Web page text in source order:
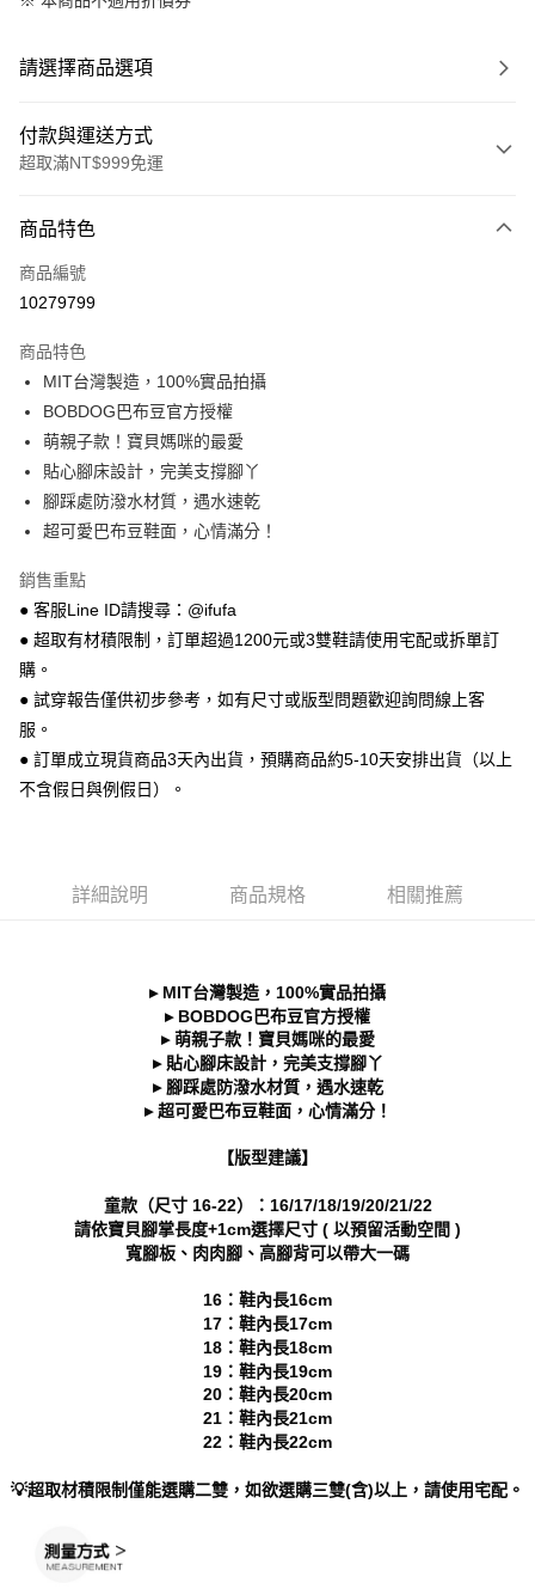
請選擇商品選項
付款與運送方式
超取滿NT$999免運
信用卡一次付款
超商取貨付款
Apple Pay
街口支付
悠遊付
Google Pay
【關於「AFTEE先享後付」】
AFTEE先享後付是「在收到商品之後才付款」的支付方式。 讓您購物簡單
便利好安心！
２．便利：只要手機號碼，簡訊認證，即可結帳。
３．安心：先確認商品／服務後，再付款。
３．收到繳費通知簡訊後14天內，點擊此簡訊中的連結，可透過四大超商／
※ 交易是否成功請以「AFTEE先享後付 」之結帳頁面顯示為準，若有關於
是否繳費成功／繳費後需取消欲退款等相關疑問，請聯繫「AFTEE先享後付
https://netprotections.freshdesk.com/support/home
１．透過由恩沛科技股份有限公司提供之「AFTEE先享後付」服務完成之交
權轉讓予恩沛科技股份有限公司。
２．關於個人資料處理事宜，請瀏覽以下網址：
３．未成年的使用者請事先徵得法定代理人或監護人之同意方可使用
「AFTEE先享後付」，若未經同意申辦者引起之損失，本公司不負相關責
時審查核予不同之上限額度；若仍有額度不足之情形，本公司將視審查結果
５．嚴禁一人註冊多個帳號或使用他人資訊註冊。若發現惡意使用之情形，
恩沛科技股份有限公司將有權停止該用戶之使用額度並採取法律行動。
ATM付款
運送方式
全家 取貨付款
每筆NT$70，滿NT$999(含以上)免運費
每筆NT$70，滿NT$999(含以上)免運費
每筆NT$90，滿NT$999(含以上)免運費
商品特色
商品編號
10279799
商品特色
MIT台灣製造，100%實品拍攝
BOBDOG巴布豆官方授權
萌親子款！寶貝媽咪的最愛
貼心腳床設計，完美支撐腳丫
腳踩處防潑水材質，遇水速乾
超可愛巴布豆鞋面，心情滿分！
銷售重點
● 客服Line ID請搜尋：@ifufa
● 超取有材積限制，訂單超過1200元或3雙鞋請使用宅配或拆單訂
購。
● 試穿報告僅供初步參考，如有尺寸或版型問題歡迎詢問線上客
服。
● 訂單成立現貨商品3天內出貨，預購商品約5-10天安排出貨（以上
不含假日與例假日）。
詳細說明 商品規格 相關推薦
▸ MIT台灣製造，100%實品拍攝
▸ BOBDOG巴布豆官方授權
▸ 萌親子款！寶貝媽咪的最愛
▸ 貼心腳床設計，完美支撐腳丫
▸ 腳踩處防潑水材質，遇水速乾
▸ 超可愛巴布豆鞋面，心情滿分！
【版型建議】
童款（尺寸 16-22）：16/17/18/19/20/21/22
請依寶貝腳掌長度+1cm選擇尺寸 ( 以預留活動空間 )
寬腳板、肉肉腳、高腳背可以帶大一碼
16：鞋內長16cm
17：鞋內長17cm
18：鞋內長18cm
19：鞋內長19cm
20：鞋內長20cm
21：鞋內長21cm
22：鞋內長22cm
💡超取材積限制僅能選購二雙，如欲選購三雙(含)以上，請使用宅配。